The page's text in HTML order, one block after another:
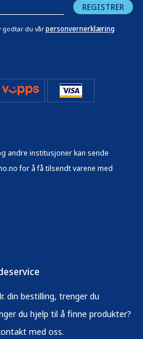
REGISTRER
godtar du vår personvernerklæring
andre institusjoner kan sende
for å få tilsendt varene med
din bestilling, trenger du
du hjelp til å finne produkter?
med oss.